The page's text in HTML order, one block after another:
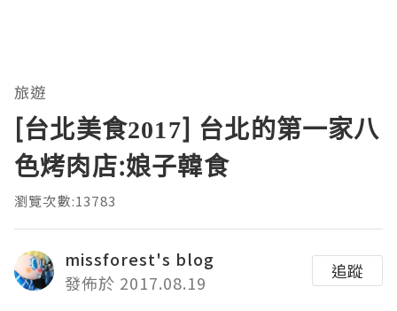
旅遊
[台北美食2017] 台北的第一家八
色烤肉店:娘子韓食
瀏覽次數:13783
missforest's blog
發佈於 2017.08.19
追蹤